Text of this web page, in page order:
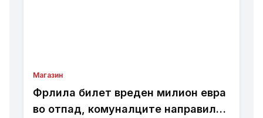
Магазин
Фрлила билет вреден милион евра
во отпад, комуналците направиле